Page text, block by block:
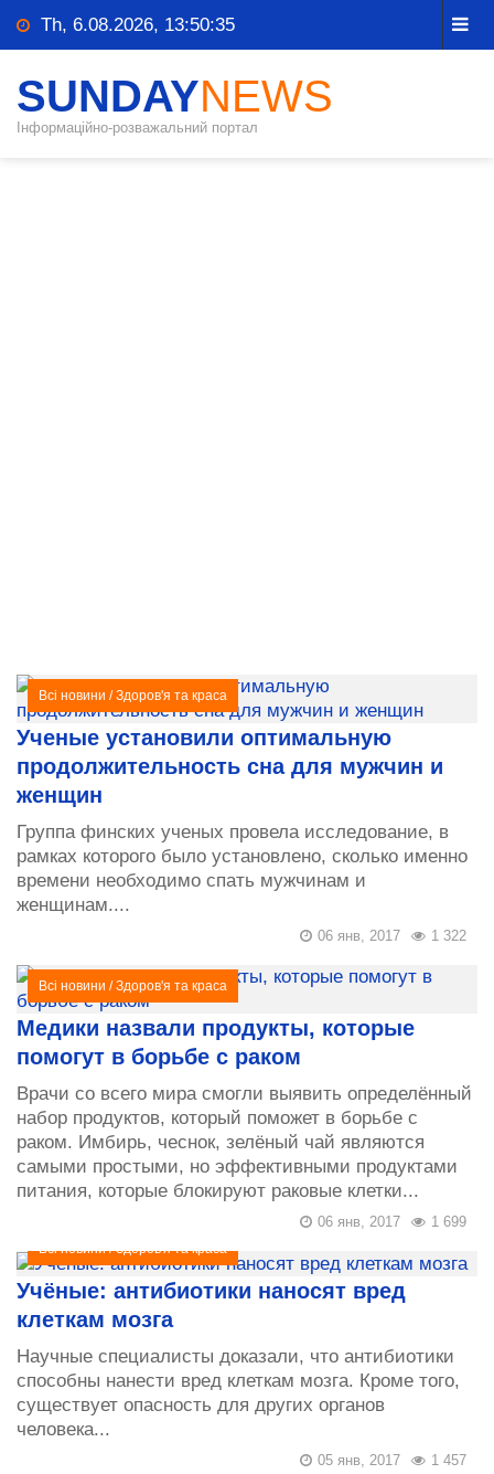
Th, 6.08.2026, 13:50:36
SUNDAYNEWS
Інформаційно-розважальний портал
Всі новини /Здоров'я та краса
Ученые установили оптимальную
продолжительность сна для мужчин и
женщин
Группа финских ученых провела исследование, в
рамках которого было установлено, сколько именно
времени необходимо спать мужчинам и
женщинам....
1 322
06 янв, 2017
Всі новини /Здоров'я та краса
Медики назвали продукты, которые
помогут в борьбе с раком
Врачи со всего мира смогли выявить определённый
набор продуктов, который поможет в борьбе с
раком. Имбирь, чеснок, зелёный чай являются
самыми простыми, но эффективными продуктами
питания, которые блокируют раковые клетки...
1 699
06 янв, 2017
Всі новини/Здоров'я та краса
Учёные: антибиотики наносят вред
клеткам мозга
Научные специалисты доказали, что антибиотики
способны нанести вред клеткам мозга. Кроме того,
существует опасность для других органов
человека...
1 457
05 янв, 2017